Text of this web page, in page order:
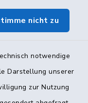
nicht zu
notwendige
Darstellung unserer
zur Nutzung